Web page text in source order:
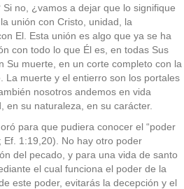
no, ¿vamos a dejar que lo signifique
unión con Cristo, unidad, la
El. Esta unión es algo que ya se ha
con todo lo que Él es, en todas Sus
Su muerte, en un corte completo con la
La muerte y el entierro son los portales
nosotros andemos en vida
en su naturaleza, en su carácter.
para que pudiera conocer el “poder
Ef. 1:19,20). No hay otro poder
del pecado, y para una vida de santo
el cual funciona el poder de la
este poder, evitarás la decepción y el